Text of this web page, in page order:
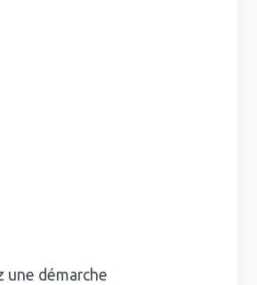
une démarche